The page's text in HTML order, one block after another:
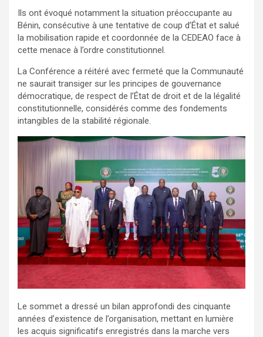
Ils ont évoqué notamment la situation préoccupante au
Bénin, consécutive à une tentative de coup d’État et salué
la mobilisation rapide et coordonnée de la CEDEAO face à
cette menace à l’ordre constitutionnel.
La Conférence a réitéré avec fermeté que la Communauté
ne saurait transiger sur les principes de gouvernance
démocratique, de respect de l’État de droit et de la légalité
constitutionnelle, considérés comme des fondements
intangibles de la stabilité régionale.
Le sommet a dressé un bilan approfondi des cinquante
années d’existence de l’organisation, mettant en lumière
les acquis significatifs enregistrés dans la marche vers